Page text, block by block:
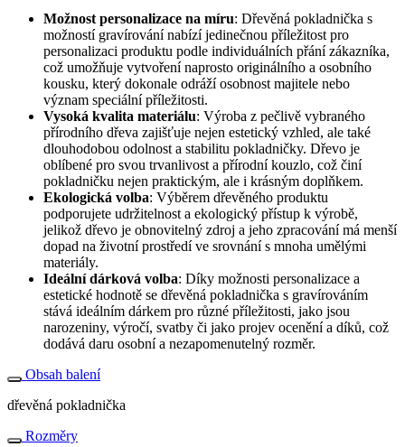
Možnost personalizace na míru: Dřevěná pokladnička s
možností gravírování nabízí jedinečnou příležitost pro
personalizaci produktu podle individuálních přání zákazníka,
což umožňuje vytvoření naprosto originálního a osobního
kousku, který dokonale odráží osobnost majitele nebo
význam speciální příležitosti.
Vysoká kvalita materiálu: Výroba z pečlivě vybraného
přírodního dřeva zajišťuje nejen estetický vzhled, ale také
dlouhodobou odolnost a stabilitu pokladničky. Dřevo je
oblíbené pro svou trvanlivost a přírodní kouzlo, což činí
pokladničku nejen praktickým, ale i krásným doplňkem.
Ekologická volba: Výběrem dřevěného produktu
podporujete udržitelnost a ekologický přístup k výrobě,
jelikož dřevo je obnovitelný zdroj a jeho zpracování má menší
dopad na životní prostředí ve srovnání s mnoha umělými
materiály.
Ideální dárková volba: Díky možnosti personalizace a
estetické hodnotě se dřevěná pokladnička s gravírováním
stává ideálním dárkem pro různé příležitosti, jako jsou
narozeniny, výročí, svatby či jako projev ocenění a díků, což
dodává daru osobní a nezapomenutelný rozměr.
Obsah balení
dřevěná pokladnička
Rozměry